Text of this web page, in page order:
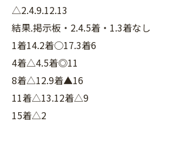
△2.4.9.12.13
結果.掲示板・2.4.5着・1.3着なし
1着14.2着○17.3着6
4着△4.5着◎11
8着△12.9着▲16
11着△13.12着△9
15着△2